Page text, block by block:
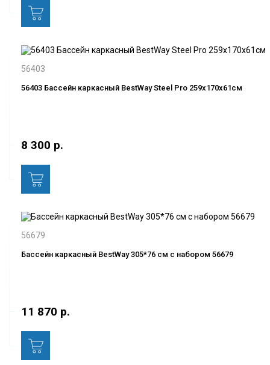
56403
56403 Бассейн каркасный BestWay Steel Pro 259х170х61см
8 300 р.
56679
Бассейн каркасный BestWay 305*76 см с набором 56679
11 870 р.